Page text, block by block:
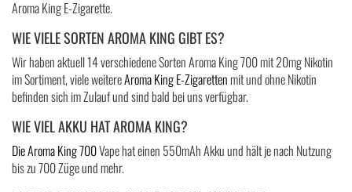
Aroma King E-Zigarette.
WIE VIELE SORTEN AROMA KING GIBT ES?
Wir haben aktuell 14 verschiedene Sorten Aroma King 700 mit 20mg Nikotin
im Sortiment, viele weitereAroma King E-Zigaretten mit und ohne Nikotin
befinden sich im Zulauf und sind bald bei uns verfügbar.
WIE VIEL AKKU HAT AROMA KING?
Die Aroma King 700Vape hat einen 550mAh Akku und hält je nach Nutzung
bis zu 700 Züge und mehr.